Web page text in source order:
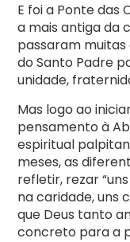
E foi a Ponte das
a mais antiga da
passaram
do Santo Padre
unidade,
Mas logo ao
pensamento à
espiritual
meses, as
refletir, rezar
na caridade, uns
que Deus tanto
concreto para a